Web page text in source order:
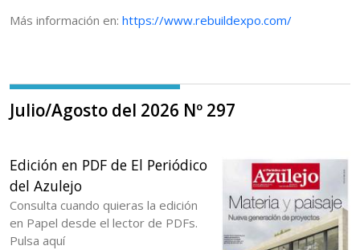
Más información en: https://www.rebuildexpo.com/
Julio/Agosto del 2026 Nº 297
Edición en PDF de El Periódico
del Azulejo
Consulta cuando quieras la edición
en Papel desde el lector de PDFs.
Pulsa aquí